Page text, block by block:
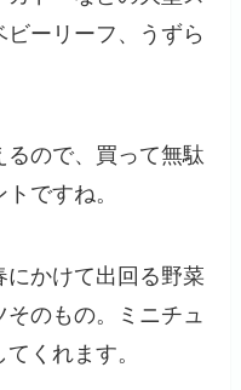
ーリーフ、うずら
るので、買って無駄
ですね。
かけて出回る野菜
のもの。ミニチュ
くれます。